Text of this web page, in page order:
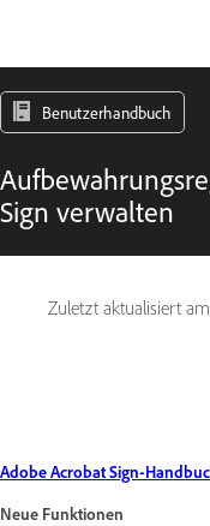
Benutzerhandbuch
Sign verwalten
Zuletzt aktualisiert am
Adobe Acrobat Sign-
Neue Funktionen